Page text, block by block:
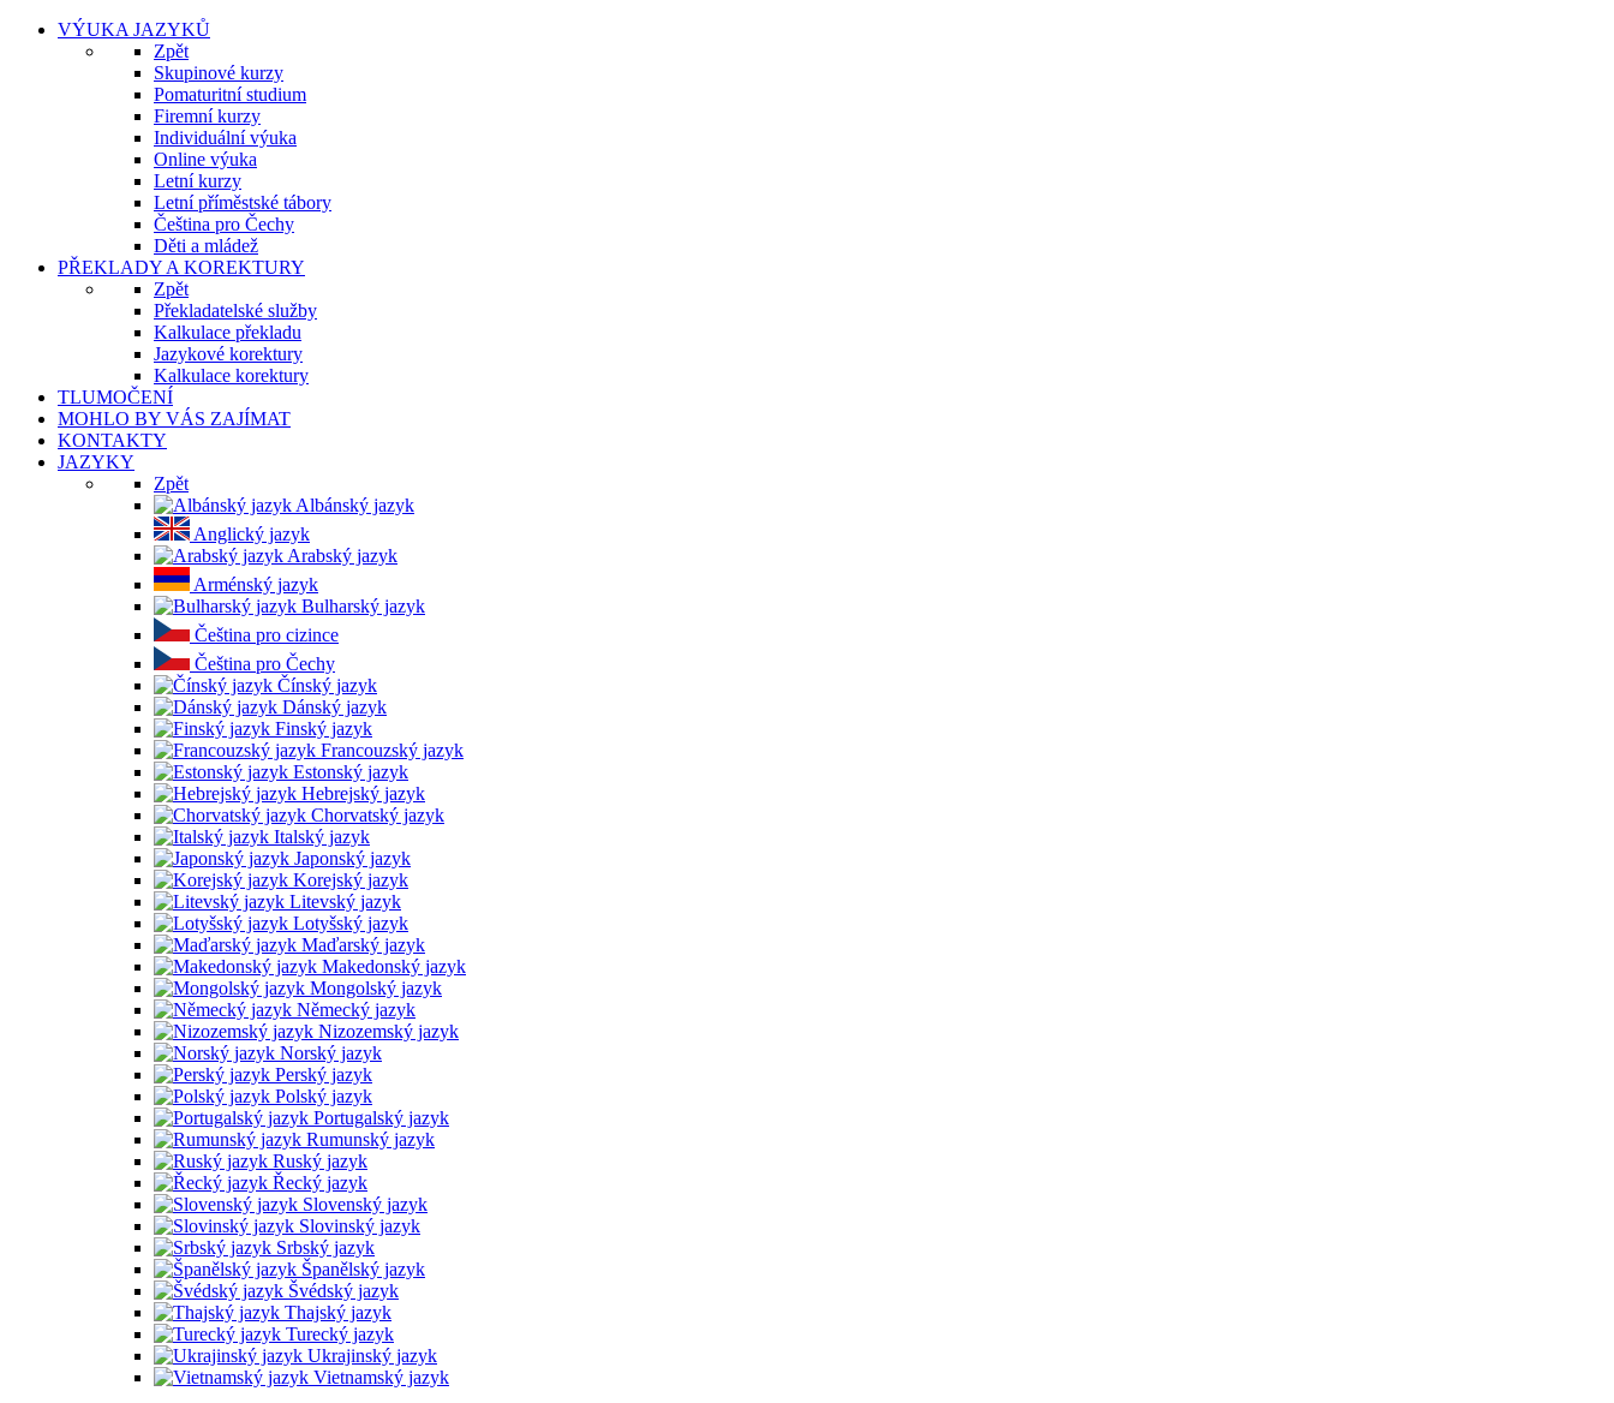
VÝUKA JAZYKŮ
Zpět
Skupinové kurzy
Pomaturitní studium
Firemní kurzy
Individuální výuka
Online výuka
Letní kurzy
Letní příměstské tábory
Čeština pro Čechy
Děti a mládež
PŘEKLADY A KOREKTURY
Zpět
Překladatelské služby
Kalkulace překladu
Jazykové korektury
Kalkulace korektury
TLUMOČENÍ
MOHLO BY VÁS ZAJÍMAT
KONTAKTY
JAZYKY
Zpět
Albánský jazyk
Anglický jazyk
Arabský jazyk
Arménský jazyk
Bulharský jazyk
Čeština pro cizince
Čeština pro Čechy
Čínský jazyk
Dánský jazyk
Finský jazyk
Francouzský jazyk
Estonský jazyk
Hebrejský jazyk
Chorvatský jazyk
Italský jazyk
Japonský jazyk
Korejský jazyk
Litevský jazyk
Lotyšský jazyk
Maďarský jazyk
Makedonský jazyk
Mongolský jazyk
Německý jazyk
Nizozemský jazyk
Norský jazyk
Perský jazyk
Polský jazyk
Portugalský jazyk
Rumunský jazyk
Ruský jazyk
Řecký jazyk
Slovenský jazyk
Slovinský jazyk
Srbský jazyk
Španělský jazyk
Švédský jazyk
Thajský jazyk
Turecký jazyk
Ukrajinský jazyk
Vietnamský jazyk